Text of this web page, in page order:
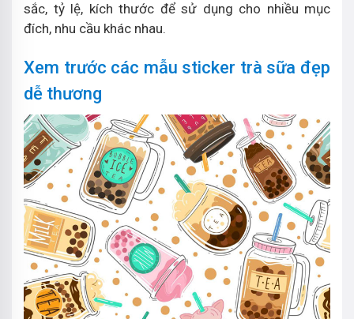
sắc, tỷ lệ, kích thước để sử dụng cho nhiều mục
đích, nhu cầu khác nhau.
Xem trước các mẫu sticker trà sữa đẹp
dễ thương